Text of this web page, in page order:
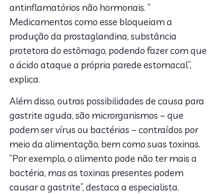
antinflamatórios não hormonais. “
Medicamentos como esse bloqueiam a
produção da prostaglandina, substância
protetora do estômago, podendo fazer com que
o ácido ataque a própria parede estomacal”,
explica.
Além disso, outras possibilidades de causa para
gastrite aguda, são microrganismos – que
podem ser vírus ou bactérias – contraídos por
meio da alimentação, bem como suas toxinas.
“Por exemplo, o alimento pode não ter mais a
bactéria, mas as toxinas presentes podem
causar a gastrite”, destaca a especialista.